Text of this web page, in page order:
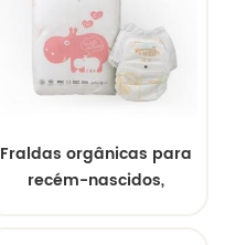
Fraldas orgânicas para
recém-nascidos,